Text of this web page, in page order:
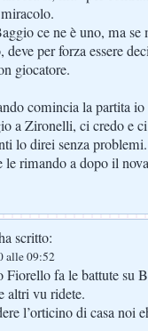
ce ne è uno, ma
deve per forza essere
giocatore.
comincia la partita
a Zironelli, ci credo e
lo direi senza problemi.
le rimando a dopo il
scritto:
alle 09:52
Fiorello fa le battute su
altri vu ridete.
l’orticino di casa noi